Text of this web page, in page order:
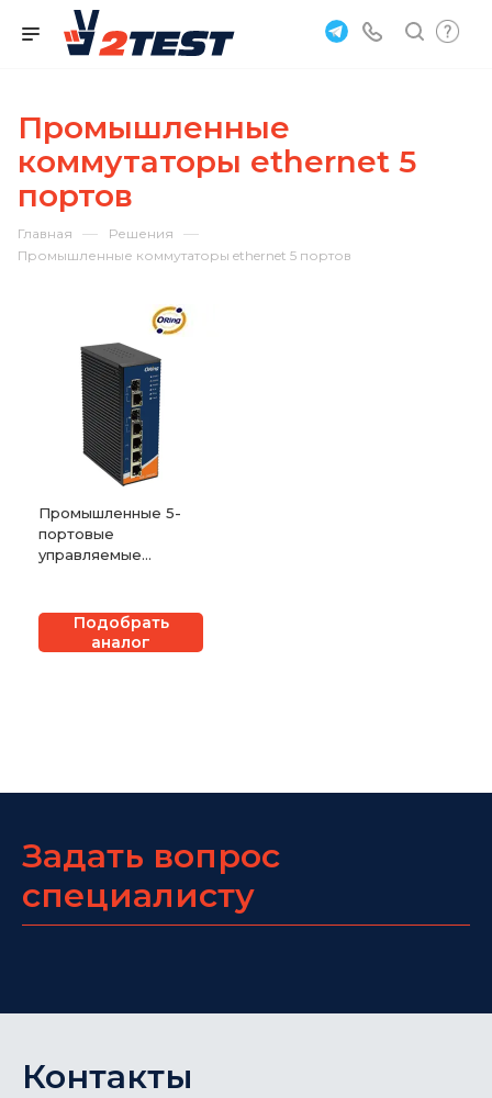
Промышленные
коммутаторы ethernet 5
портов
Главная — Решения —
Промышленные коммутаторы ethernet 5 портов
Промышленные 5-
портовые
управляемые
Подобрать
аналог
Задать вопрос
специалисту
Контакты